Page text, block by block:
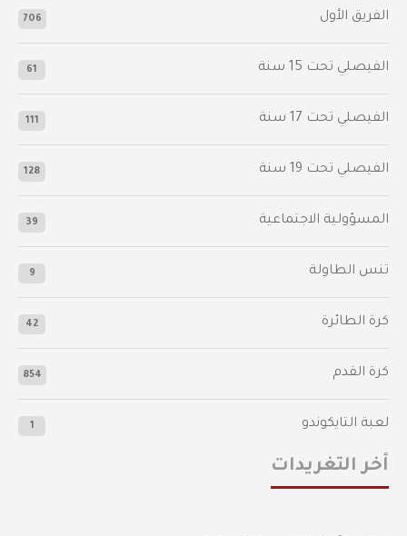
الفريق الأول 706
الفيصلي‬⁩ تحت 15 سنة 61
‫الفيصلي‬⁩ تحت 17 سنة 111
الفيصلي‬⁩ تحت 19 سنة 128
المسؤولية الاجتماعية 39
تنس الطاولة 9
كرة الطائرة 42
كرة القدم 854
لعبة التايكوندو 1
أخر التغريدات